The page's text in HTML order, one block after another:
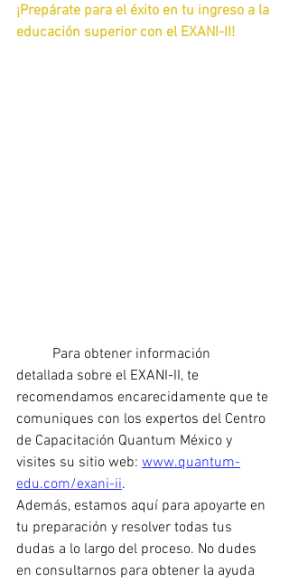
¡Prepárate para el éxito en tu ingreso a la
educación superior con el EXANI-II!
detallada sobre el EXANI-II, te
recomendamos encarecidamente que te
comuniques con los expertos del Centro
de Capacitación Quantum México y
visites su sitio web: www.quantum-
edu.com/exani-ii.
Además, estamos aquí para apoyarte en
tu preparación y resolver todas tus
dudas a lo largo del proceso. No dudes
en consultarnos para obtener la ayuda